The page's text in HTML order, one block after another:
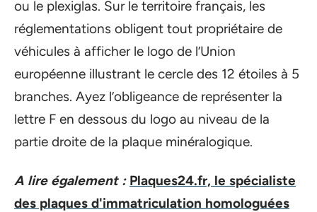
ou le plexiglas. Sur le territoire français, les
réglementations obligent tout propriétaire de
véhicules à afficher le logo de l’Union
européenne illustrant le cercle des 12 étoiles à 5
branches. Ayez l’obligeance de représenter la
lettre F en dessous du logo au niveau de la
partie droite de la plaque minéralogique.
A lire également : Plaques24.fr, le spécialiste
des plaques d'immatriculation homologuées